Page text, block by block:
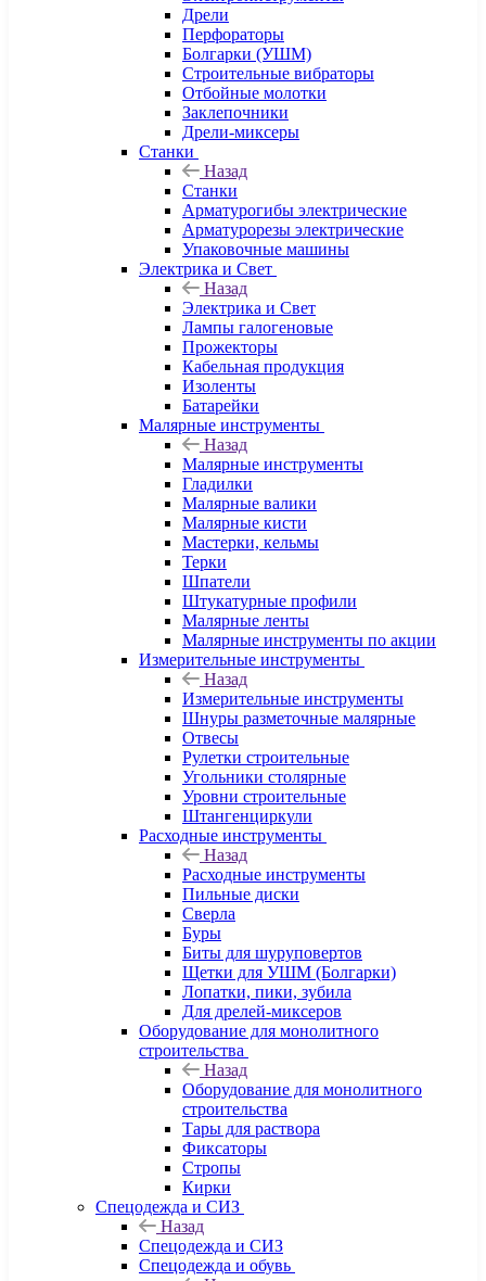
Дрели
Перфораторы
Болгарки (УШМ)
Строительные вибраторы
Отбойные молотки
Заклепочники
Дрели-миксеры
Станки
Назад
Станки
Арматурогибы электрические
Арматурорезы электрические
Упаковочные машины
Электрика и Свет
Назад
Электрика и Свет
Лампы галогеновые
Прожекторы
Кабельная продукция
Изоленты
Батарейки
Малярные инструменты
Назад
Малярные инструменты
Гладилки
Малярные валики
Малярные кисти
Мастерки, кельмы
Терки
Шпатели
Штукатурные профили
Малярные ленты
Малярные инструменты по акции
Измерительные инструменты
Назад
Измерительные инструменты
Шнуры разметочные малярные
Отвесы
Рулетки строительные
Угольники столярные
Уровни строительные
Штангенциркули
Расходные инструменты
Назад
Расходные инструменты
Пильные диски
Сверла
Буры
Биты для шуруповертов
Щетки для УШМ (Болгарки)
Лопатки, пики, зубила
Для дрелей-миксеров
Оборудование для монолитного
строительства
Назад
Оборудование для монолитного
строительства
Тары для раствора
Фиксаторы
Стропы
Кирки
Спецодежда и СИЗ
Назад
Спецодежда и СИЗ
Спецодежда и обувь